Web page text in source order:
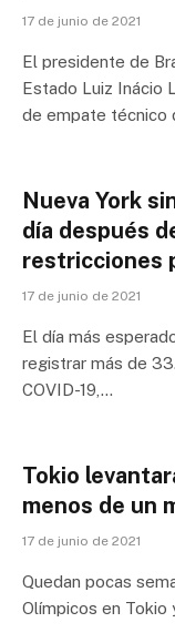
17 de junio de 2021
El presidente de
Estado Luiz Inácio
de empate técnico
Nueva York
día después
restricciones
17 de junio de 2021
El día más
registrar más de
COVID-19,…
Tokio
menos de un
17 de junio de 2021
Quedan pocas
Olímpicos en Tokio